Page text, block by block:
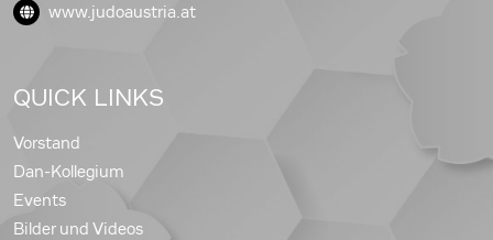
www.judoaustria.at
QUICK LINKS
Vorstand
Dan-Kollegium
Events
Bilder und Videos